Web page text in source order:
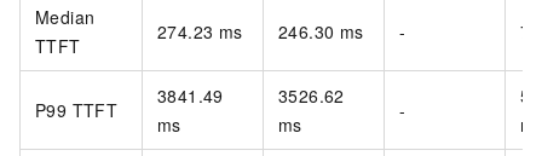
Median
TTFT
274.23 ms 246.30 ms -
P99 TTFT
3841.49
ms
3526.62
ms
-